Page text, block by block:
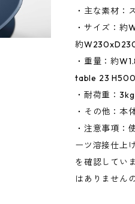
・主な素材：
・サイズ：
約
・重量：約
table 23 H500
・耐荷重：3kg
・その他：本
・注意事項：
ーツ溶接仕上
を確認してい
はありません